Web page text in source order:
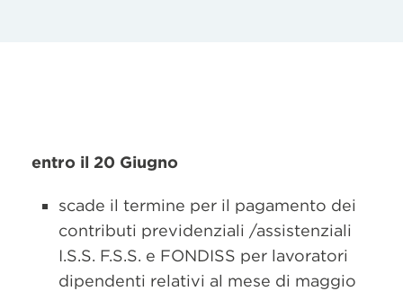
entro il 20 Giugno
scade il termine per il pagamento dei
contributi previdenziali /assistenziali
I.S.S. F.S.S. e FONDISS per lavoratori
dipendenti relativi al mese di maggio